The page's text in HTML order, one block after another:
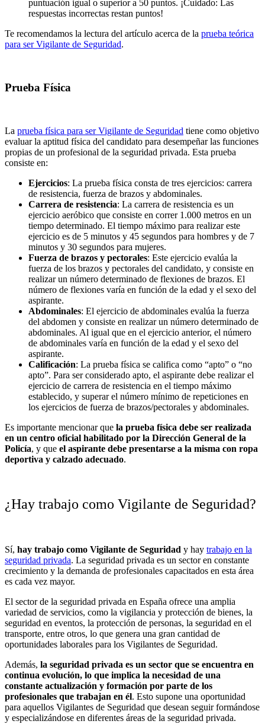
puntuación igual o superior a 50 puntos. ¡Cuidado: Las
respuestas incorrectas restan puntos!
Te recomendamos la lectura del artículo acerca de la prueba teórica
para ser Vigilante de Seguridad.
Prueba Física
La prueba física para ser Vigilante de Seguridad tiene como objetivo
evaluar la aptitud física del candidato para desempeñar las funciones
propias de un profesional de la seguridad privada. Esta prueba
consiste en:
Ejercicios: La prueba física consta de tres ejercicios: carrera
de resistencia, fuerza de brazos y abdominales.
Carrera de resistencia: La carrera de resistencia es un
ejercicio aeróbico que consiste en correr 1.000 metros en un
tiempo determinado. El tiempo máximo para realizar este
ejercicio es de 5 minutos y 45 segundos para hombres y de 7
minutos y 30 segundos para mujeres.
Fuerza de brazos y pectorales: Este ejercicio evalúa la
fuerza de los brazos y pectorales del candidato, y consiste en
realizar un número determinado de flexiones de brazos. El
número de flexiones varía en función de la edad y el sexo del
aspirante.
Abdominales: El ejercicio de abdominales evalúa la fuerza
del abdomen y consiste en realizar un número determinado de
abdominales. Al igual que en el ejercicio anterior, el número
de abdominales varía en función de la edad y el sexo del
aspirante.
Calificación: La prueba física se califica como “apto” o “no
apto”. Para ser considerado apto, el aspirante debe realizar el
ejercicio de carrera de resistencia en el tiempo máximo
establecido, y superar el número mínimo de repeticiones en
los ejercicios de fuerza de brazos/pectorales y abdominales.
Es importante mencionar que la prueba física debe ser realizada
en un centro oficial habilitado por la Dirección General de la
Policía, y que el aspirante debe presentarse a la misma con ropa
deportiva y calzado adecuado.
¿Hay trabajo como Vigilante de Seguridad?
Sí, hay trabajo como Vigilante de Seguridad y hay trabajo en la
seguridad privada. La seguridad privada es un sector en constante
crecimiento y la demanda de profesionales capacitados en esta área
es cada vez mayor.
El sector de la seguridad privada en España ofrece una amplia
variedad de servicios, como la vigilancia y protección de bienes, la
seguridad en eventos, la protección de personas, la seguridad en el
transporte, entre otros, lo que genera una gran cantidad de
oportunidades laborales para los Vigilantes de Seguridad.
Además, la seguridad privada es un sector que se encuentra en
continua evolución, lo que implica la necesidad de una
constante actualización y formación por parte de los
profesionales que trabajan en él. Esto supone una oportunidad
para aquellos Vigilantes de Seguridad que desean seguir formándose
y especializándose en diferentes áreas de la seguridad privada.